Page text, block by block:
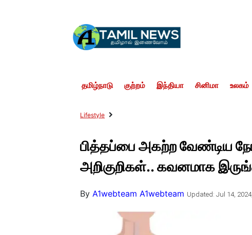
தமிழ்நாடு குற்றம் இந்தியா சினிமா உலகம்
Lifestyle
பித்தப்பை அகற்ற வேண்டிய
அறிகுறிகள்.. கவனமாக
ByA1webteam A1webteam Updated: Jul 14,